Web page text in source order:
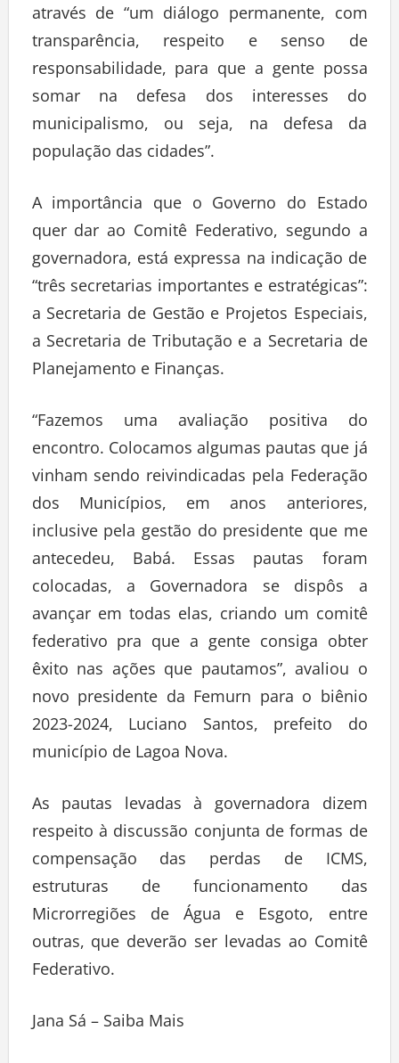
através de “um diálogo permanente, com
transparência, respeito e senso de
responsabilidade, para que a gente possa
somar na defesa dos interesses do
municipalismo, ou seja, na defesa da
população das cidades”.
A importância que o Governo do Estado
quer dar ao Comitê Federativo, segundo a
governadora, está expressa na indicação de
“três secretarias importantes e estratégicas”:
a Secretaria de Gestão e Projetos Especiais,
a Secretaria de Tributação e a Secretaria de
Planejamento e Finanças.
“Fazemos uma avaliação positiva do
encontro. Colocamos algumas pautas que já
vinham sendo reivindicadas pela Federação
dos Municípios, em anos anteriores,
inclusive pela gestão do presidente que me
antecedeu, Babá. Essas pautas foram
colocadas, a Governadora se dispôs a
avançar em todas elas, criando um comitê
federativo pra que a gente consiga obter
êxito nas ações que pautamos”, avaliou o
novo presidente da Femurn para o biênio
2023-2024, Luciano Santos, prefeito do
município de Lagoa Nova.
As pautas levadas à governadora dizem
respeito à discussão conjunta de formas de
compensação das perdas de ICMS,
estruturas de funcionamento das
Microrregiões de Água e Esgoto, entre
outras, que deverão ser levadas ao Comitê
Federativo.
Jana Sá – Saiba Mais